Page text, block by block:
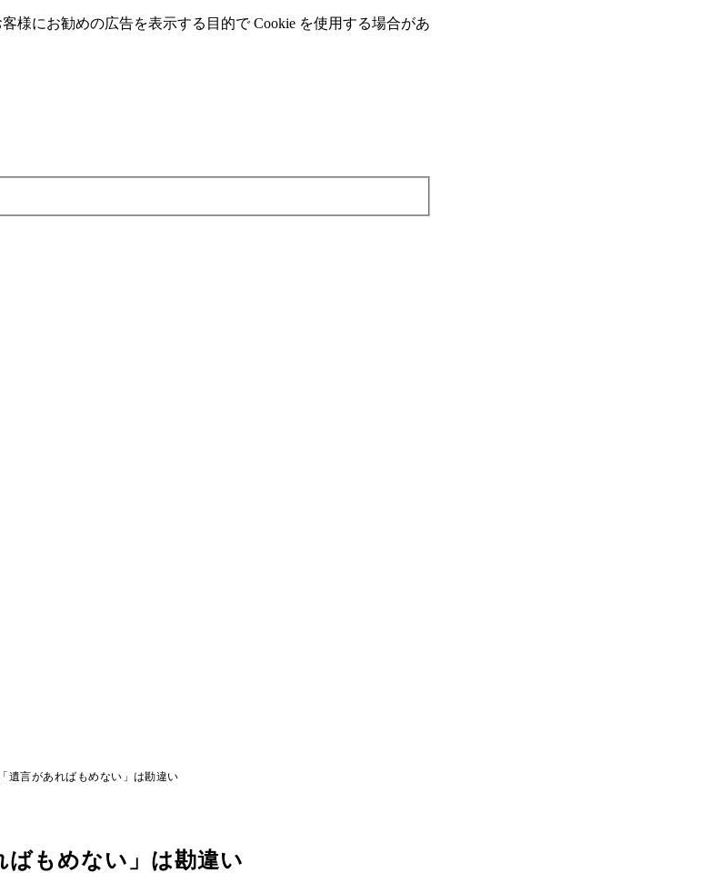
様にお勧めの広告を表⽰する⽬的で Cookie を使⽤する場合があ
言があればもめない」は勘違い
もめない」は勘違い